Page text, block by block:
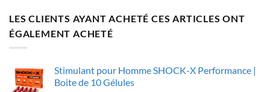
LES CLIENTS AYANT ACHETÉ CES ARTICLES ONT
ÉGALEMENT ACHETÉ
Stimulant pour Homme SHOCK-X Performance |
Boite de 10 Gélules